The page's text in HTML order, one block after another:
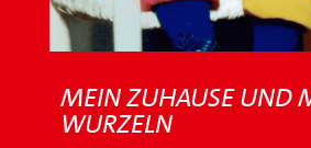
MEIN ZUHAUSE UND
WURZELN